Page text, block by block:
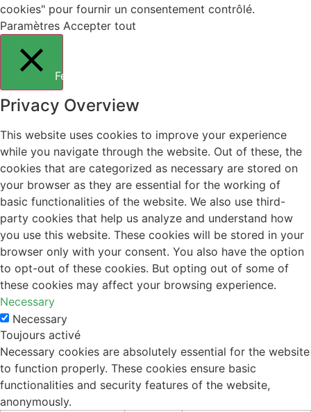
cookies" pour fournir un consentement contrôlé.
Paramètres Accepter tout
Fermer
Privacy Overview
This website uses cookies to improve your experience
while you navigate through the website. Out of these, the
cookies that are categorized as necessary are stored on
your browser as they are essential for the working of
basic functionalities of the website. We also use third-
party cookies that help us analyze and understand how
you use this website. These cookies will be stored in your
browser only with your consent. You also have the option
to opt-out of these cookies. But opting out of some of
these cookies may affect your browsing experience.
Necessary
Necessary
Toujours activé
Necessary cookies are absolutely essential for the website
to function properly. These cookies ensure basic
functionalities and security features of the website,
anonymously.